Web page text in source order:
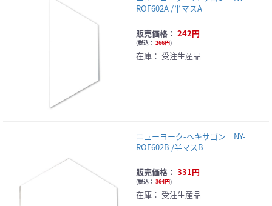
ROF602A /半マスA
販売価格： 242円
(税込： 266円)
在庫： 受注生産品
ニューヨーク-ヘキサゴン NY-
ROF602B /半マスB
販売価格： 331円
(税込： 364円)
在庫： 受注生産品